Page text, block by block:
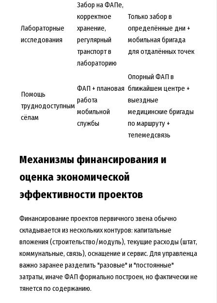
Лабораторные
исследования
Забор на ФАПе,
корректное
хранение,
регулярный
транспорт в
лабораторию
Только забор в
определённые дни +
мобильная бригада
для отдалённых точек
Помощь
труднодоступным
сёлам
ФАП + плановая
работа
мобильной
службы
Опорный ФАП в
ближайшем центре +
выездные
медицинские бригады
по маршруту +
телемедсвязь
Механизмы финансирования и
оценка экономической
эффективности проектов
Финансирование проектов первичного звена обычно
складывается из нескольких контуров: капитальные
вложения (строительство/модуль), текущие расходы (штат,
коммунальные, связь), оснащение и сервис. Для управленца
важно заранее разделить "разовые" и "постоянные"
затраты, иначе ФАП формально построен, но фактически не
тянется по содержанию.